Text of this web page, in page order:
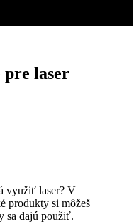
laser
využiť laser? V
produkty si môžeš
sa dajú použiť.